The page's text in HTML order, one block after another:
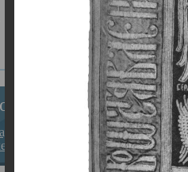
за веру в
на Севере”